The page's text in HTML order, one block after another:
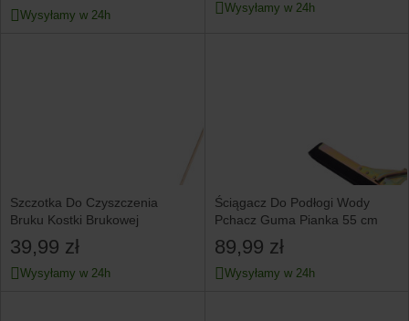
Wysyłamy w 24h
Wysyłamy w 24h
Szczotka Do Czyszczenia
Bruku Kostki Brukowej
39,99 zł
Wysyłamy w 24h
Ściągacz Do Podłogi Wody
Pchacz Guma Pianka 55 cm
89,99 zł
Wysyłamy w 24h